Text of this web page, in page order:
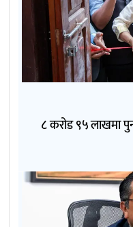
८ करोड ९५ लाखमा